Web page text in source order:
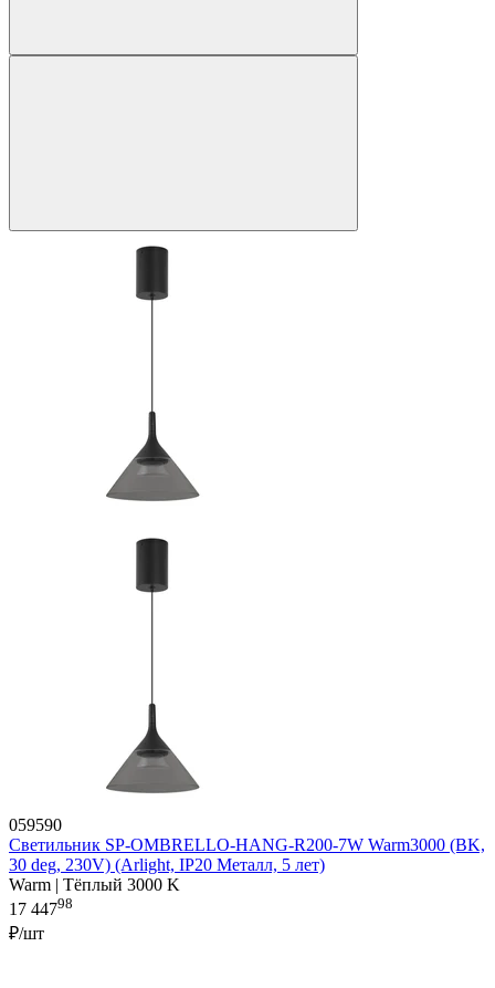
059590
Светильник SP-OMBRELLO-HANG-R200-7W Warm3000 (BK,
30 deg, 230V) (Arlight, IP20 Металл, 5 лет)
Warm | Тёплый 3000 K
17 44798
₽/шт